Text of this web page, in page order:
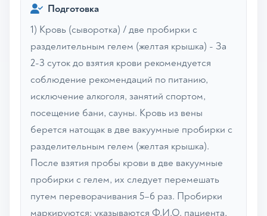
Подготовка
1) Кровь (сыворотка) / две пробирки с
разделительным гелем (желтая крышка) - За
2-3 суток до взятия крови рекомендуется
соблюдение рекомендаций по питанию,
исключение алкоголя, занятий спортом,
посещение бани, сауны. Кровь из вены
берется натощак в две вакуумные пробирки с
разделительным гелем (желтая крышка).
После взятия пробы крови в две вакуумные
пробирки с гелем, их следует перемешать
путем переворачивания 5–6 раз. Пробирки
маркируются: указываются Ф.И.О. пациента,